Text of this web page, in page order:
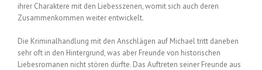
ihrer Charaktere mit den Liebesszenen, womit sich auch deren
Zusammenkommen weiter entwickelt.
Die Kriminalhandlung mit den Anschlägen auf Michael tritt daneben
sehr oft in den Hintergrund, was aber Freunde von historischen
Liebesromanen nicht stören dürfte. Das Auftreten seiner Freunde aus